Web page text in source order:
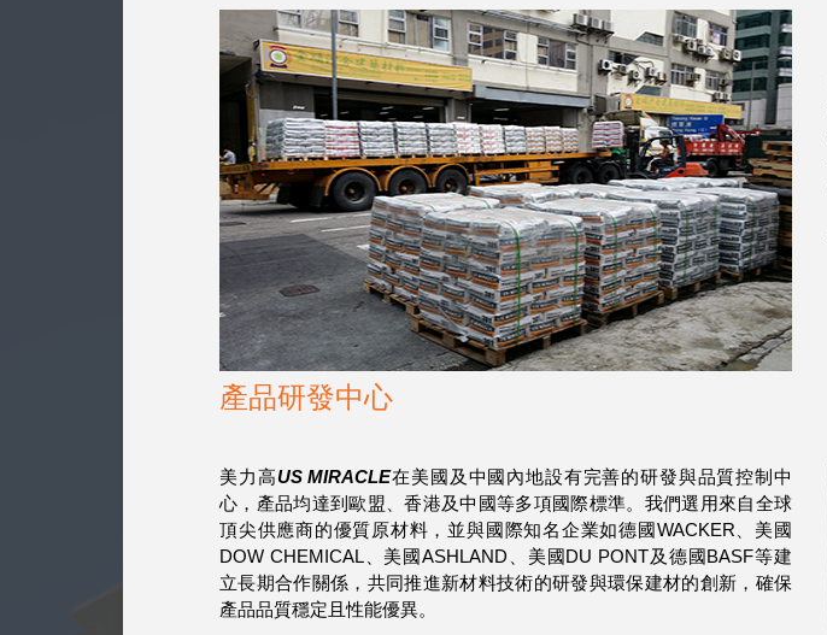
產品研發中心
美力高US MIRACLE在美國及中國內地設有完善的研發與品質控制中
心，產品均達到歐盟、香港及中國等多項國際標準。我們選用來自全球
頂尖供應商的優質原材料，並與國際知名企業如德國WACKER、美國
DOW CHEMICAL、美國ASHLAND、美國DU PONT及德國BASF等建
立長期合作關係，共同推進新材料技術的研發與環保建材的創新，確保
產品品質穩定且性能優異。